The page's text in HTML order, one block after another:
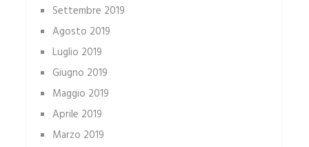
Settembre 2019
Agosto 2019
Luglio 2019
Giugno 2019
Maggio 2019
Aprile 2019
Marzo 2019